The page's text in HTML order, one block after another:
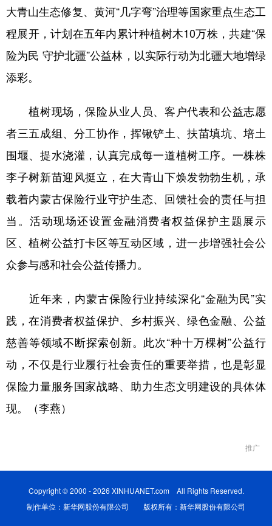
大青山生态修复、黄河“几字弯”治理等国家重点生态工
程展开，计划在五年内累计种植树木10万株，共建“保
险为民 守护北疆”公益林，以实际行动为北疆大地增绿
添彩。
植树现场，保险从业 人员、客户代表和公益志愿
者三五成组、分工协作，挥锹铲土、扶苗填坑、培土
围堰、提水浇灌，认真完成每一道植树工序。一株株
李子树新苗迎风挺立，在大青山下焕发勃勃生机，承
载着内蒙古保险行业守护生态、回馈社会的责任与担
当。活动现场还设置金融消费者权益保护主题展示
区、植树公益打卡区等互动区域，进一步增强社会公
众参与感和社会公益传播力。
近年来，内蒙古保险行业持续深化“金融为民”实
践，在消费者权益保护、乡村振兴、绿色金融、公益
慈善等领域不断探索创新。此次“种十万棵树”公益行
动，不仅是行业履行社会责任的重要举措，也是彰显
保险力量服务国家战略、助力生态文明建设的具体体
现。
（李燕）
推广
Copyright © 2000 - 2026 XINHUANET.com All Rights Reserved.
制作单位：新华网股份有限公司 版权所有：新华网股份有限公司